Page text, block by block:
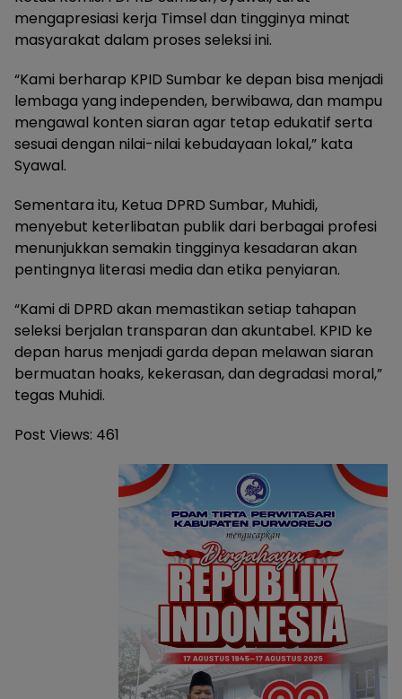
mengapresiasi kerja Timsel dan tingginya minat
masyarakat dalam proses seleksi ini.
“Kami berharap KPID Sumbar ke depan bisa menjadi
lembaga yang independen, berwibawa, dan mampu
mengawal konten siaran agar tetap edukatif serta
sesuai dengan nilai-nilai kebudayaan lokal,” kata
Syawal.
Sementara itu, Ketua DPRD Sumbar, Muhidi,
menyebut keterlibatan publik dari berbagai profesi
menunjukkan semakin tingginya kesadaran akan
pentingnya literasi media dan etika penyiaran.
“Kami di DPRD akan memastikan setiap tahapan
seleksi berjalan transparan dan akuntabel. KPID ke
depan harus menjadi garda depan melawan siaran
bermuatan hoaks, kekerasan, dan degradasi moral,”
tegas Muhidi.
Post Views: 461